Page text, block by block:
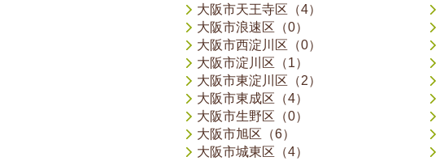
大阪市天王寺区（4）
大阪市浪速区（0）
大阪市西淀川区（0）
大阪市淀川区（1）
大阪市東淀川区（2）
大阪市東成区（4）
大阪市生野区（0）
大阪市旭区（6）
大阪市城東区（4）